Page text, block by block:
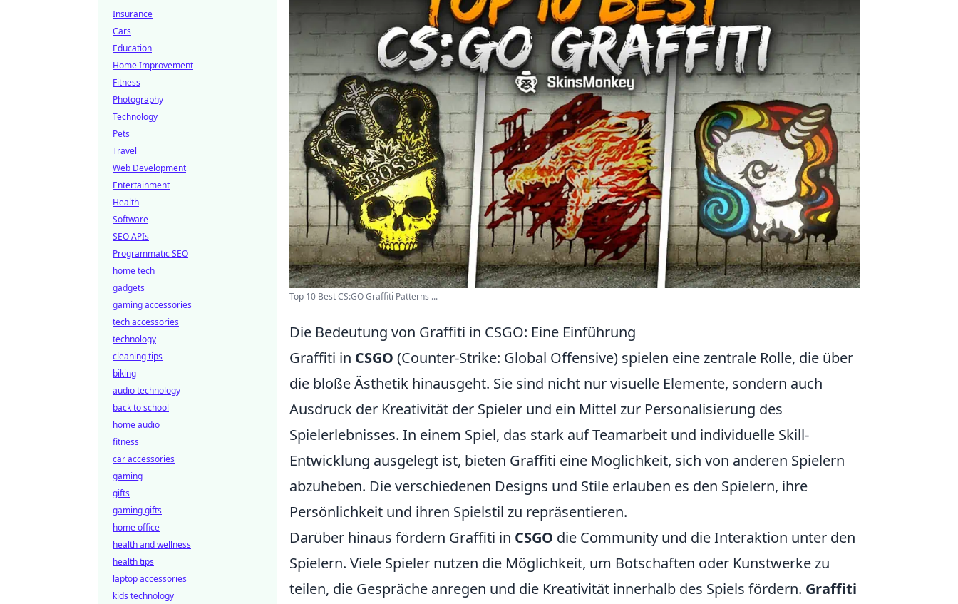
Top 10 Best CS:GO Graffiti Patterns ...
Die Bedeutung von Graffiti in CSGO: Eine Einführung
Graffiti in CSGO (Counter-Strike: Global Offensive) spielen eine zentrale Rolle, die über
die bloße Ästhetik hinausgeht. Sie sind nicht nur visuelle Elemente, sondern auch
Ausdruck der Kreativität der Spieler und ein Mittel zur Personalisierung des
Spielerlebnisses. In einem Spiel, das stark auf Teamarbeit und individuelle Skill-
Entwicklung ausgelegt ist, bieten Graffiti eine Möglichkeit, sich von anderen Spielern
abzuheben. Die verschiedenen Designs und Stile erlauben es den Spielern, ihre
Persönlichkeit und ihren Spielstil zu repräsentieren.
Darüber hinaus fördern Graffiti in CSGO die Community und die Interaktion unter den
Spielern. Viele Spieler nutzen die Möglichkeit, um Botschaften oder Kunstwerke zu
teilen, die Gespräche anregen und die Kreativität innerhalb des Spiels fördern. Graffiti
Insurance
Cars
Education
Home Improvement
Fitness
Photography
Technology
Pets
Travel
Web Development
Entertainment
Health
Software
SEO APIs
Programmatic SEO
home tech
gadgets
gaming accessories
tech accessories
technology
cleaning tips
biking
audio technology
back to school
home audio
fitness
car accessories
gaming
gifts
gaming gifts
home office
health and wellness
health tips
laptop accessories
kids technology